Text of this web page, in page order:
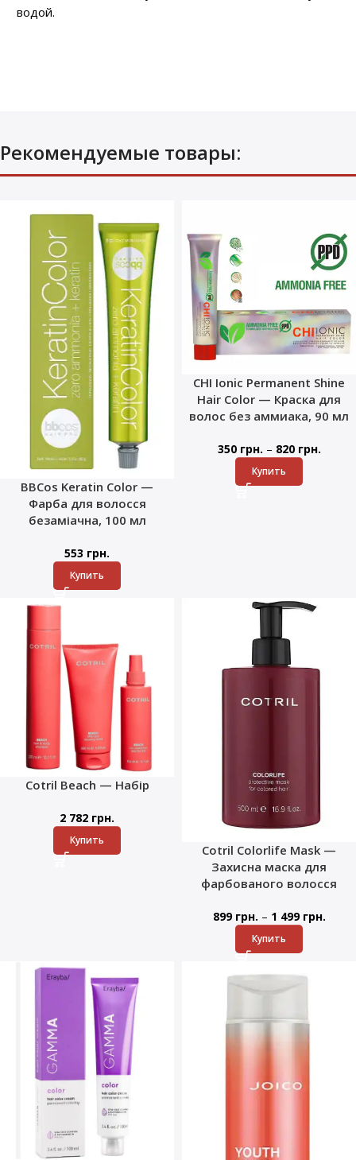
водой.
Рекомендуемые товары:
BBCos Keratin Color —
Фарба для волосся
безаміачна, 100 мл
553 грн.
Купить
CHI Ionic Permanent Shine
Hair Color — Краска для
волос без аммиака, 90 мл
350 грн. – 820 грн.
Купить
Cotril Beach — Набір
2 782 грн.
Купить
Cotril Colorlife Mask —
Захисна маска для
фарбованого волосся
899 грн. – 1 499 грн.
Купить